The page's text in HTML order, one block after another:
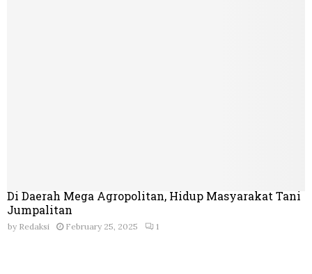
Di Daerah Mega Agropolitan, Hidup Masyarakat Tani
Jumpalitan
by Redaksi February 25, 2025 1